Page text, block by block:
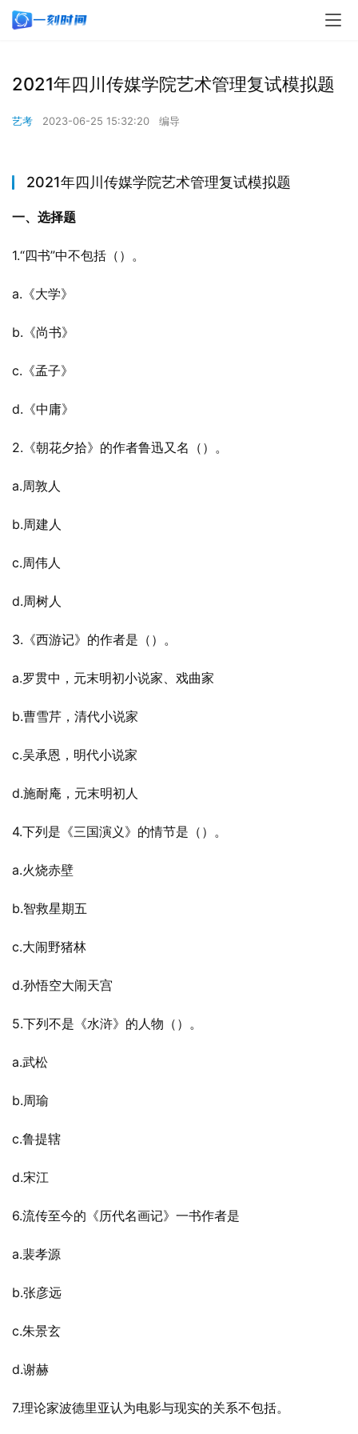
2021年四川传媒学院艺术管理复试模拟题
艺考 2023-06-25 15:32:20 编导
2021年四川传媒学院艺术管理复试模拟题
一、选择题
1.“四书”中不包括（）。
a.《大学》
b.《尚书》
c.《孟子》
d.《中庸》
2.《朝花夕拾》的作者鲁迅又名（）。
a.周敦人
b.周建人
c.周伟人
d.周树人
3.《西游记》的作者是（）。
a.罗贯中，元末明初小说家、戏曲家
b.曹雪芹，清代小说家
c.吴承恩，明代小说家
d.施耐庵，元末明初人
4.下列是《三国演义》的情节是（）。
a.火烧赤壁
b.智救星期五
c.大闹野猪林
d.孙悟空大闹天宫
5.下列不是《水浒》的人物（）。
a.武松
b.周瑜
c.鲁提辖
d.宋江
6.流传至今的《历代名画记》一书作者是
a.裴孝源
b.张彦远
c.朱景玄
d.谢赫
7.理论家波德里亚认为电影与现实的关系不包括。